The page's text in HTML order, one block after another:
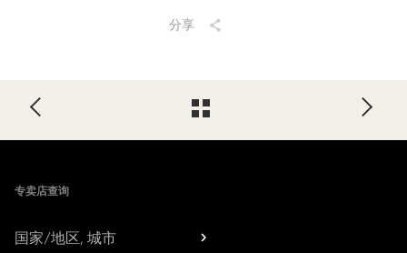
分享
Footer
专卖店查询
国家/地区, 城市